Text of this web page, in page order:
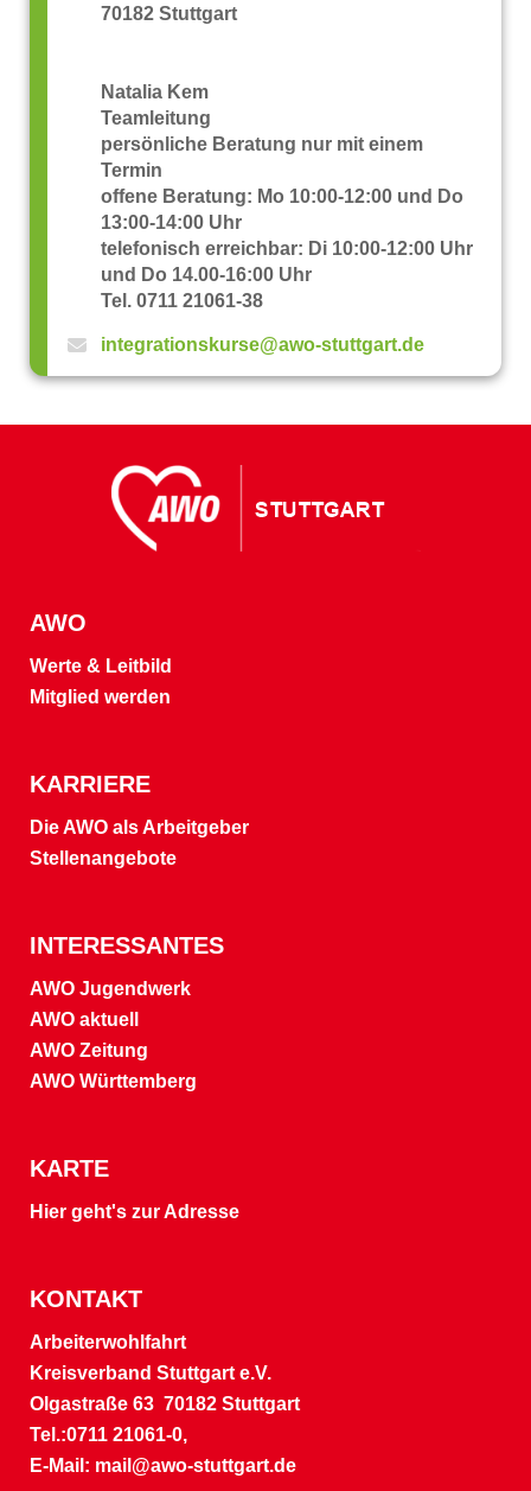
70182 Stuttgart
Natalia Kem
Teamleitung
persönliche Beratung nur mit einem
Termin
offene Beratung: Mo 10:00-12:00 und Do
13:00-14:00 Uhr
telefonisch erreichbar: Di 10:00-12:00 Uhr
und Do 14.00-16:00 Uhr
Tel. 0711 21061-38
integrationskurse@awo-stuttgart.de
INTERESSANTES
AWO Jugendwerk
AWO aktuell
AWO Zeitung
AWO Württemberg
AWO
Werte & Leitbild
Mitglied werden
KARRIERE
Die AWO als Arbeitgeber
Stellenangebote
KARTE
Hier geht's zur Adresse
KONTAKT
Arbeiterwohlfahrt
Kreisverband Stuttgart e.V.
Olgastraße 63 70182 Stuttgart
Tel.:0711 21061-0,
E-Mail: mail@awo-stuttgart.de